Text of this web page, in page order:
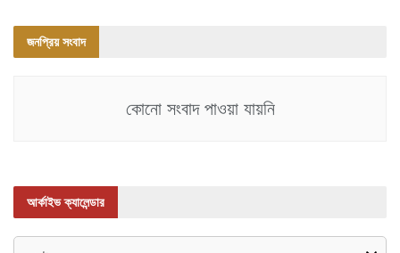
জনপ্রিয় সংবাদ
কোনো সংবাদ পাওয়া যায়নি
আর্কাইভ ক্যালেন্ডার